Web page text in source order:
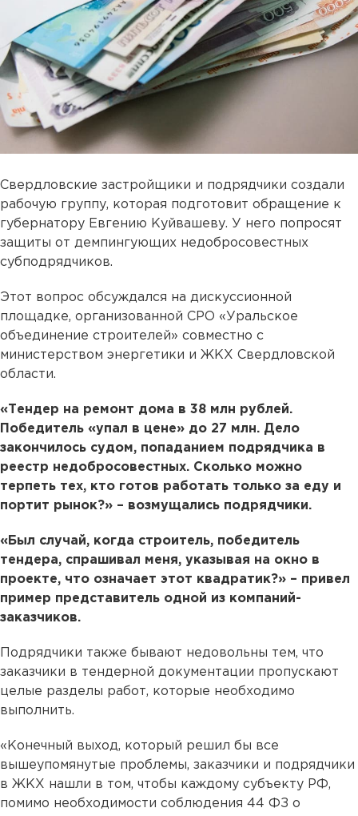
Свердловские застройщики и подрядчики создали
рабочую группу, которая подготовит обращение к
губернатору Евгению Куйвашеву. У него попросят
защиты от демпингующих недобросовестных
субподрядчиков.
Этот вопрос обсуждался на дискуссионной
площадке, организованной СРО «Уральское
объединение строителей» совместно с
министерством энергетики и ЖКХ Свердловской
области.
«Тендер на ремонт дома в 38 млн рублей.
Победитель «упал в цене» до 27 млн. Дело
закончилось судом, попаданием подрядчика в
реестр недобросовестных. Сколько можно
терпеть тех, кто готов работать только за еду и
портит рынок?» – возмущались подрядчики.
«Был случай, когда строитель, победитель
тендера, спрашивал меня, указывая на окно в
проекте, что означает этот квадратик?» – привел
пример представитель одной из компаний-
заказчиков.
Подрядчики также бывают недовольны тем, что
заказчики в тендерной документации пропускают
целые разделы работ, которые необходимо
выполнить.
«Конечный выход, который решил бы все
вышеупомянутые проблемы, заказчики и подрядчики
в ЖКХ нашли в том, чтобы каждому субъекту РФ,
помимо необходимости соблюдения 44 ФЗ о